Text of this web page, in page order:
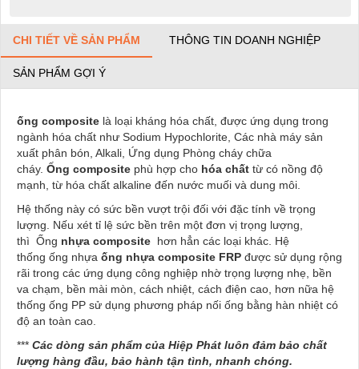
CHI TIẾT VỀ SẢN PHẨM THÔNG TIN DOANH NGHIỆP
SẢN PHẨM GỢI Ý
ống composite là loại kháng hóa chất, được ứng dụng trong
ngành hóa chất như Sodium Hypochlorite, Các nhà máy sản
xuất phân bón, Alkali, Ứng dụng Phòng cháy chữa
cháy. Ống composite phù hợp cho hóa chất từ có nồng độ
mạnh, từ hóa chất alkaline đến nước muối và dung môi.
Hệ thống này có sức bền vượt trội đối với đặc tính về trọng
lượng. Nếu xét tỉ lệ sức bền trên một đơn vị trọng lượng,
thì Ống nhựa composite hơn hẳn các loại khác. Hệ
thống ống nhựa ống nhựa composite FRP được sử dụng rộng
rãi trong các ứng dụng công nghiệp nhờ trọng lượng nhẹ, bền
va chạm, bền mài mòn, cách nhiệt, cách điện cao, hơn nữa hệ
thống ống PP sử dụng phương pháp nối ống bằng hàn nhiệt có
độ an toàn cao.
*** Các dòng sản phẩm của Hiệp Phát luôn đảm bảo chất
lượng hàng đầu, bảo hành tận tình, nhanh chóng.